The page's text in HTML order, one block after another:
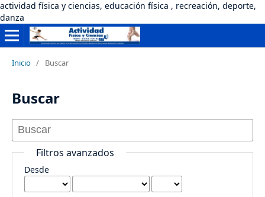
actividad física y ciencias, educación física , recreación, deporte,
danza
Inicio / Buscar
Buscar
Filtros avanzados
Desde